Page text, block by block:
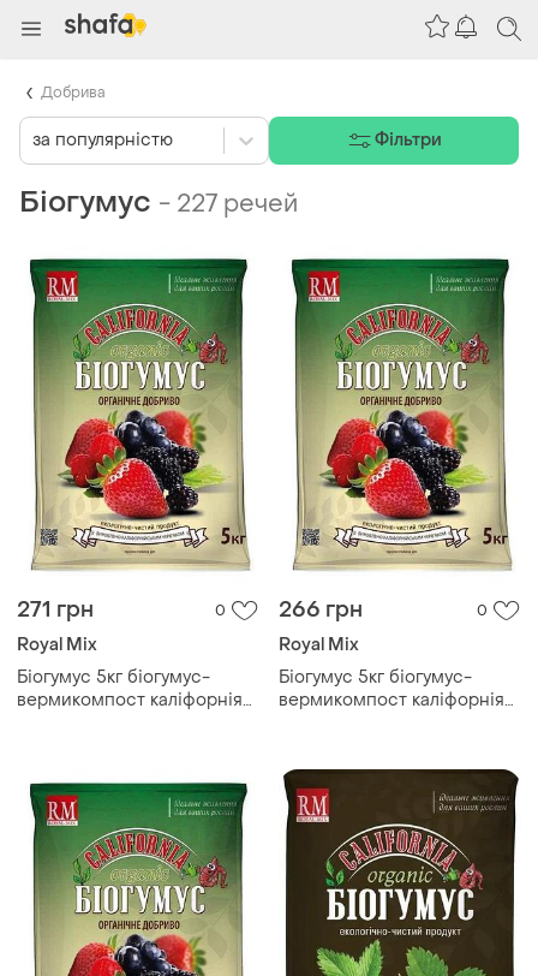
Біогумус - 227 речей
271 грн 0
Royal Mix
Біогумус 5кг біогумус-
вермикомпост каліфорнія
266 грн 0
Royal Mix
Біогумус 5кг біогумус-
вермикомпост каліфорнія
за популярністю Фільтри
Добрива